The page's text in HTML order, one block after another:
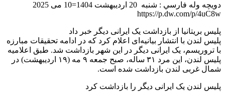
دويچه وله فارسي : شنبه 20 اردیبهشت 1404=10 می 2025
https://p.dw.com/p/4uC8w
پلیس بریتانیا از بازداشت یک ایرانی دیگر خبر داد
پلیس لندن با انتشار بیانیه‌ای اعلام کرد که در ادامه تحقیقات مبارزه
با تروریسم، یک ایرانی دیگر در این شهر بازداشت شد. طبق اعلامیه
پلیس لندن، این مرد ۳۱ ساله، صبح جمعه ۹ مه (۱۹ اردیبهشت) در
شمال غربی لندن بازداشت شده است.
پلیس لندن یک ایرانی دیگر را بازداشت کرد